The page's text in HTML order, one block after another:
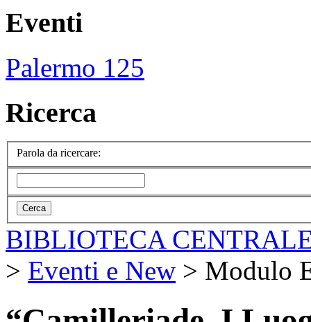
Eventi
Palermo 125
Ricerca
Parola da ricercare:
BIBLIOTECA
> Eventi e New > Modulo